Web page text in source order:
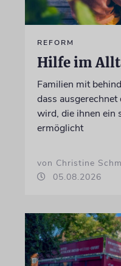
REFORM
Hilfe im
Familien mit
dass
wird, die ihnen ein
ermöglicht
von Christine
05.08.2026